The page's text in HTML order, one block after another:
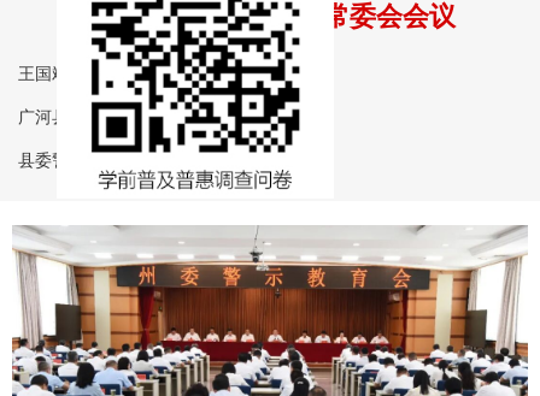
王国斌主持召开州委常委会会议
王国斌主持召开州委常委会会议
广河县召开篮球事业高质量发展座谈会
县委警示教育会召开